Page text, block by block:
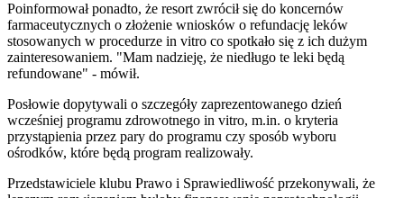
Poinformował ponadto, że resort zwrócił się do koncernów
farmaceutycznych o złożenie wniosków o refundację leków
stosowanych w procedurze in vitro co spotkało się z ich dużym
zainteresowaniem. "Mam nadzieję, że niedługo te leki będą
refundowane" - mówił.
Posłowie dopytywali o szczegóły zaprezentowanego dzień
wcześniej programu zdrowotnego in vitro, m.in. o kryteria
przystąpienia przez pary do programu czy sposób wyboru
ośrodków, które będą program realizowały.
Przedstawiciele klubu Prawo i Sprawiedliwość przekonywali, że